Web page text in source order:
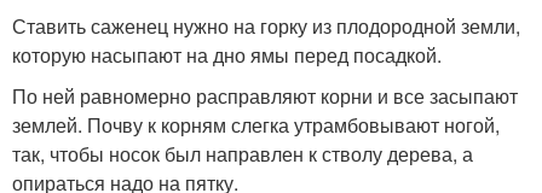
Ставить саженец нужно на горку из плодородной земли,
которую насыпают на дно ямы перед посадкой.
По ней равномерно расправляют корни и все засыпают
землей. Почву к корням слегка утрамбовывают ногой,
так, чтобы носок был направлен к стволу дерева, а
опираться надо на пятку.